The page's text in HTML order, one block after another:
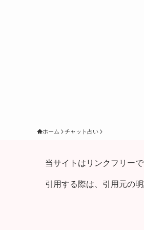
ホーム チャット占い
当サイトはリンクフリー
引用する際は、引用元の